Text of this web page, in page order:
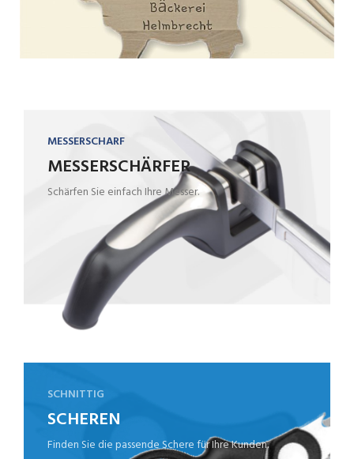
MESSERSCHARF
MESSERSCHÄRFER
Schärfen Sie einfach Ihre Messer.
SCHNITTIG
SCHEREN
Finden Sie die passende Schere für Ihre Kunden.